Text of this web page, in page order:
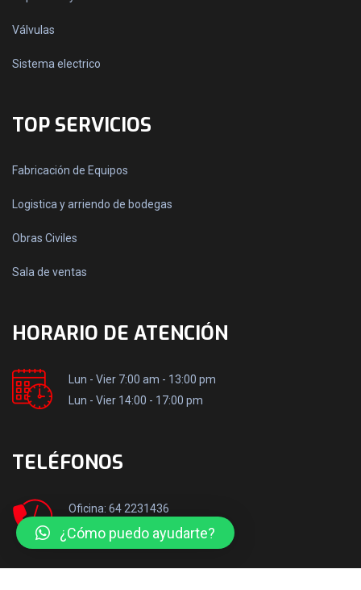
Válvulas
Sistema electrico
TOP SERVICIOS
Fabricación de Equipos
Logistica y arriendo de bodegas
Obras Civiles
Sala de ventas
HORARIO DE ATENCIÓN
Lun - Vier 7:00 am - 13:00 pm
Lun - Vier 14:00 - 17:00 pm
TELÉFONOS
Oficina: 64 2231436
Móvil: +569 50106517
¿Cómo puedo ayudarte?